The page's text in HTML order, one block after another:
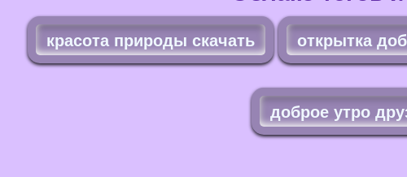
красота природы скачать открытка
доброе утро